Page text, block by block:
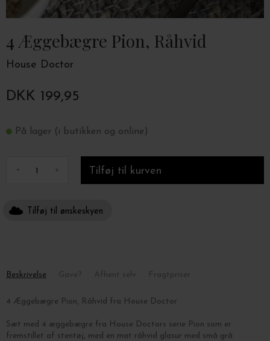
4 Æggebægre Pion, Råhvid
House Doctor
DKK 199,95
På lager (i butikken og online)
- +
Tilføj til ønskeskyen
Beskrivelse
4 Æggebægre Pion, Råhvid fra House Doctor
Sæt med 4 æggebægre fra House Doctors serie Pion som er
fremstillet af stentøj, med en mat råhvid glasur med små grå